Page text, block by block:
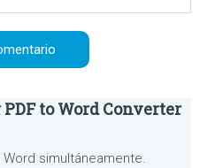
to Word Converter
simultáneamente.